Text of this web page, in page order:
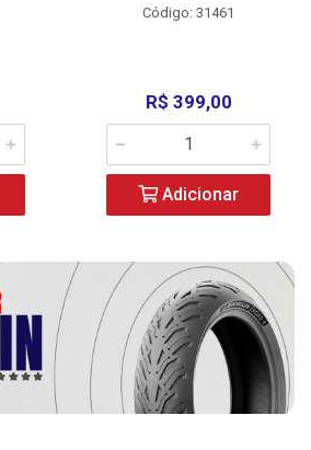
Código: 31461
R$ 399,00
Adicionar